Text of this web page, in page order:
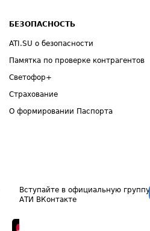
БЕЗОПАСНОСТЬ
ATI.SU о безопасности
Памятка по проверке контрагентов
Светофор+
Страхование
О формировании Паспорта
Вступайте в официальную группу
АТИ ВКонтакте